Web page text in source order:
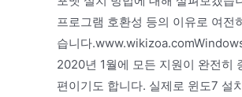
프로그램 호환성 등의 이유로 여전
습니다
2020년 1월에 모든 지원이 완전히
편이기도 합니다. 실제로 윈도7 설